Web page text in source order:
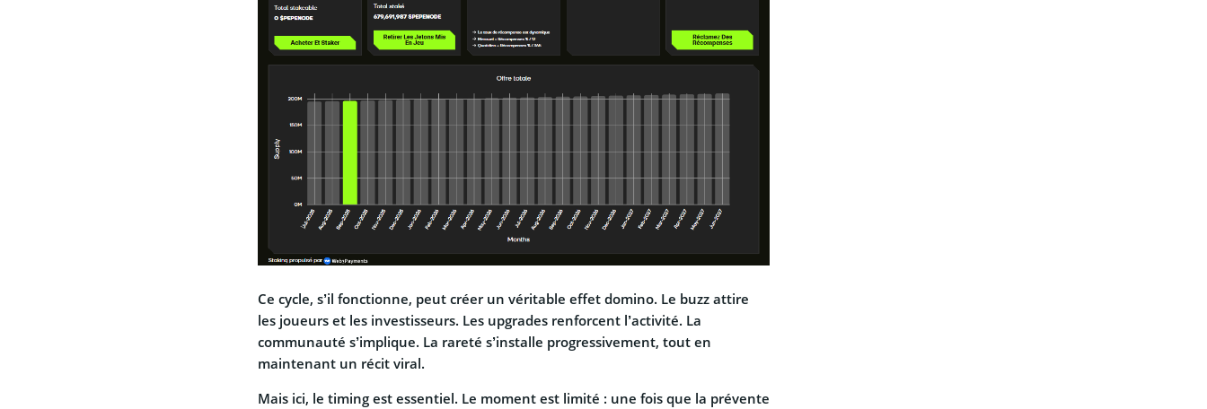
Ce cycle, s’il fonctionne, peut créer un véritable effet domino. Le buzz attire
les joueurs et les investisseurs. Les upgrades renforcent l’activité. La
communauté s’implique. La rareté s’installe progressivement, tout en
maintenant un récit viral.
Mais ici, le timing est essentiel. Le moment est limité : une fois que la prévente